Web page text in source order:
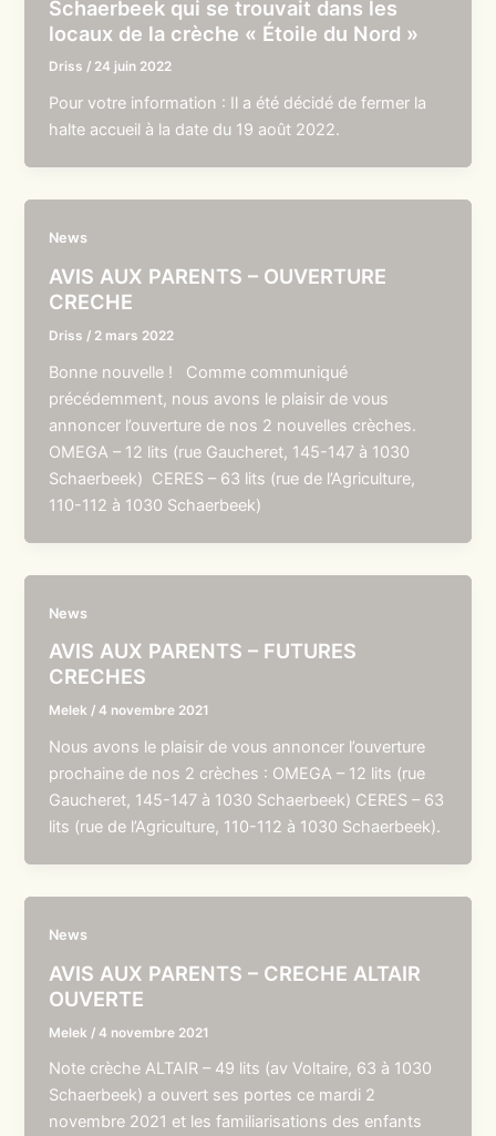
Schaerbeek qui se trouvait dans les
locaux de la crèche « Étoile du Nord »
Driss / 24 juin 2022
Pour votre information : Il a été décidé de fermer la
halte accueil à la date du 19 août 2022.
News
AVIS AUX PARENTS – OUVERTURE
CRECHE
Driss / 2 mars 2022
Bonne nouvelle ! Comme communiqué
précédemment, nous avons le plaisir de vous
annoncer l’ouverture de nos 2 nouvelles crèches.
OMEGA – 12 lits (rue Gaucheret, 145-147 à 1030
Schaerbeek) CERES – 63 lits (rue de l’Agriculture,
110-112 à 1030 Schaerbeek)
News
AVIS AUX PARENTS – FUTURES
CRECHES
Melek /4 novembre 2021
Nous avons le plaisir de vous annoncer l’ouverture
prochaine de nos 2 crèches : OMEGA – 12 lits (rue
Gaucheret, 145-147 à 1030 Schaerbeek) CERES – 63
lits (rue de l’Agriculture, 110-112 à 1030 Schaerbeek).
News
AVIS AUX PARENTS – CRECHE ALTAIR
OUVERTE
Melek /4 novembre 2021
Note crèche ALTAIR – 49 lits (av Voltaire, 63 à 1030
Schaerbeek) a ouvert ses portes ce mardi 2
novembre 2021 et les familiarisations des enfants